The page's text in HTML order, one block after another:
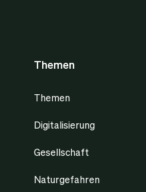
Themen
Themen
Digitalisierung
Gesellschaft
Naturgefahren